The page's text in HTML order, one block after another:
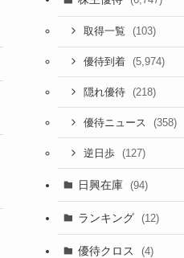
取得一覧 (103)
優待到着 (5,974)
隠れ優待 (218)
優待ニュース (358)
逆日歩 (127)
日興在庫 (94)
ランキング (12)
優待クロス (4)